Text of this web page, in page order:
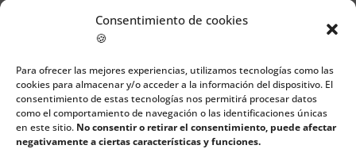
Consentimiento de cookies
🍪
Para ofrecer las mejores experiencias, utilizamos tecnologías como las
cookies para almacenar y/o acceder a la información del dispositivo. El
consentimiento de estas tecnologías nos permitirá procesar datos
como el comportamiento de navegación o las identificaciones únicas
en este sitio. No consentir o retirar el consentimiento, puede afectar
negativamente a ciertas características y funciones.
Información
Aviso legal
Política de cookies